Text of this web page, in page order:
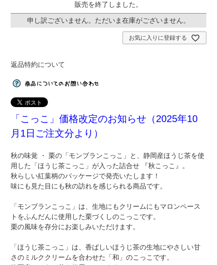
販売を終了しました。
申し訳ございません。ただいま在庫がございません。
お気に入りに登録する
返品特約について
「こっこ」価格改定のお知らせ（2025年10
月1日ご注文分より）
秋の味覚 ・ 栗の「モンブランこっこ」と、静岡産ほうじ茶を使
用した「ほうじ茶こっこ」が入った詰合せ 『秋こっこ』。
秋らしい紅葉柄のパッケージで発売いたします！
味にも見た目にも秋の訪れを感じられる商品です。
「モンブランこっこ」は、生地にもクリームにもマロンペース
トをふんだんに使用した栗づくしのこっこです。
栗の風味を存分にお楽しみいただけます。
「ほうじ茶こっこ」は、香ばしいほうじ茶の生地にやさしい甘
さのミルククリームを合わせた「和」のこっこです。